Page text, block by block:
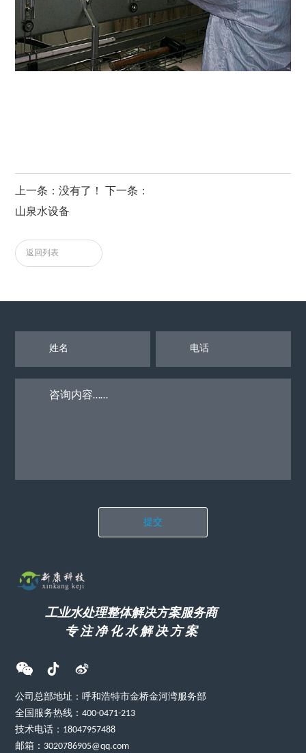
上一条：没有了！ 下一条：
山泉水设备
返回列表
提交
工业水处理整体解决方案服务商
专 注 净 化 水 解 决 方 案
公司总部地址：呼和浩特市金桥金河湾服务部
全国服务热线：400-0471-213
技术电话：18047957488
邮箱：3020786905@qq.com